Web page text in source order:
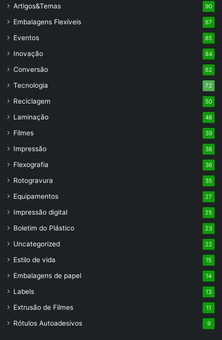
Artigos&Temas 90
Embalagens Flexíveis 87
Eventos 85
Inovação 84
Conversão 82
Tecnologia 72
Reciclagem 50
Laminação 48
Filmes 39
Impressão 38
Flexografia 36
Rotogravura 35
Equipamentos 27
Impressão digital 25
Boletim do Plástico 23
Uncategorized 22
Estilo de vida 15
Embalagens de papel 14
Labels 13
Extrusão de Filmes 11
Rótulos Autoadesivos 9